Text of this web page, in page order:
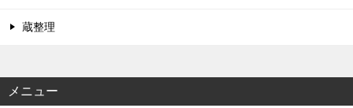
蔵整理
メニュー